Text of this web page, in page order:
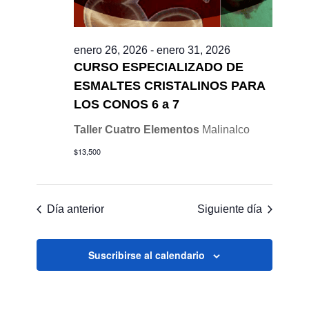
CURSO ESPECIALIZADO DE
ESMALTES CRISTALINOS PARA
LOS CONOS 6 a 7
enero 26, 2026 -enero 31, 2026
Taller Cuatro Elementos Malinalco
$13,500
Día anterior Siguiente día
Suscribirse al calendario